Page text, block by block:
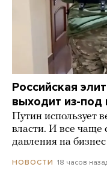
Российская
выходит из-под
Путин использует
власти. И все чаще
давления на
НОВОСТИ 18 часов